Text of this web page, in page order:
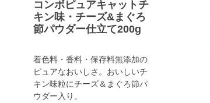
コンボピュアキャットチ
キン味・チーズ&まぐろ
節パウダー仕立て200g
着色料・香料・保存料無添加の
ピュアなおいしさ。おいしいチ
キン味粒にチーズ＆まぐろ節パ
ウダー入り。